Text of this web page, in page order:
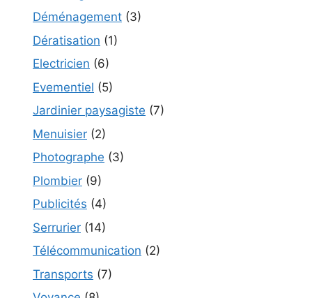
Déménagement (3)
Dératisation (1)
Electricien (6)
Evementiel (5)
Jardinier paysagiste (7)
Menuisier (2)
Photographe (3)
Plombier (9)
Publicités (4)
Serrurier (14)
Télécommunication (2)
Transports (7)